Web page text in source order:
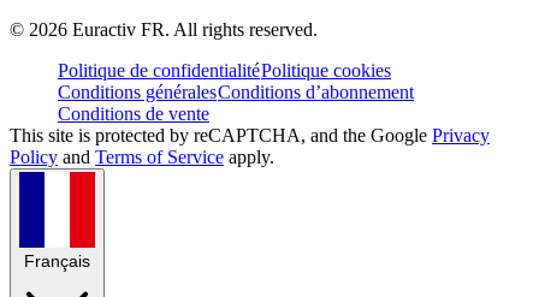
© 2026 Euractiv FR. All rights reserved.
Politique de confidentialitéPolitique cookies
Conditions généralesConditions d’abonnement
Conditions de vente
This site is protected by reCAPTCHA, and the Google Privacy
Policy and Terms of Service apply.
Français